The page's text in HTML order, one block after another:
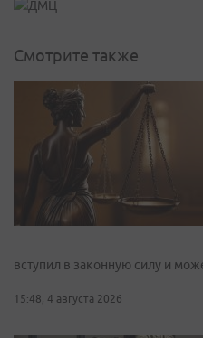
Смотрите также
вступил в законную силу и
15:48, 4 августа 2026